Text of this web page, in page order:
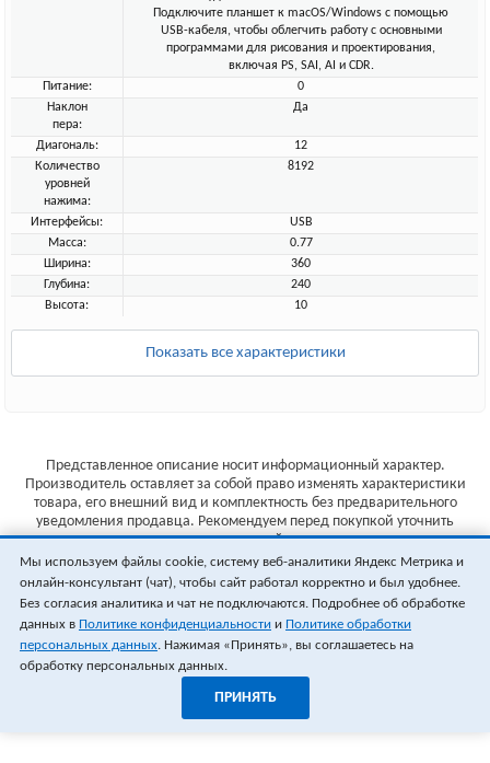
Подключите планшет к macOS/Windows с помощью
USB-кабеля, чтобы облегчить работу с основными
программами для рисования и проектирования,
включая PS, SAI, AI и CDR.
Питание:
0
Наклон
пера:
Да
Диагональ:
12
Количество
уровней
нажима:
8192
Интерфейсы:
USB
Масса:
0.77
Ширина:
360
Глубина:
240
Высота:
10
Показать все характеристики
Представленное описание носит информационный характер.
Производитель оставляет за собой право изменять характеристики
товара, его внешний вид и комплектность без предварительного
уведомления продавца. Рекомендуем перед покупкой уточнить
характеристики товара на сайте производителя.
Указанные цены не являются публичной офертой (ст.435 ГК РФ).
Стоимость и наличие товара уточняйте у менеджера.
Мы используем файлы cookie, систему веб-аналитики Яндекс Метрика и
онлайн-консультант (чат), чтобы сайт работал корректно и был удобнее.
Без согласия аналитика и чат не подключаются. Подробнее об обработке
данных в Политике конфиденциальности и Политике обработки
персональных данных. Нажимая «Принять», вы соглашаетесь на
обработку персональных данных.
ПРИНЯТЬ